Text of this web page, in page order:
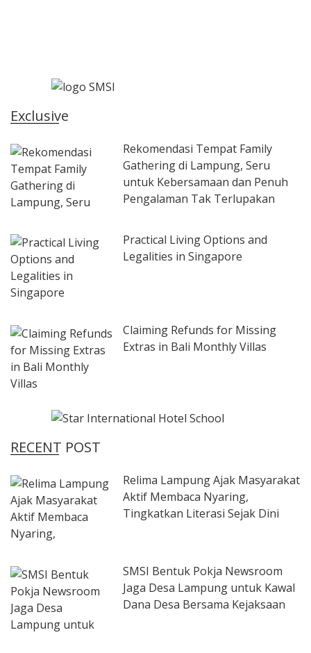
Exclusive
Rekomendasi Tempat Family
Gathering di Lampung, Seru
untuk Kebersamaan dan Penuh
Pengalaman Tak Terlupakan
Practical Living Options and
Legalities in Singapore
Claiming Refunds for Missing
Extras in Bali Monthly Villas
RECENT POST
Relima Lampung Ajak Masyarakat
Aktif Membaca Nyaring,
Tingkatkan Literasi Sejak Dini
SMSI Bentuk Pokja Newsroom
Jaga Desa Lampung untuk Kawal
Dana Desa Bersama Kejaksaan